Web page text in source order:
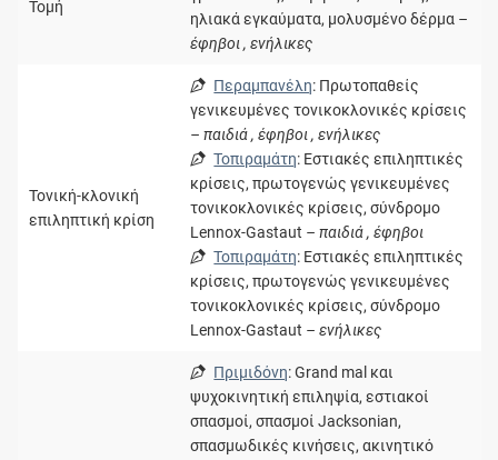
Τομή
ηλιακά εγκαύματα, μολυσμένο δέρμα –
έφηβοι , ενήλικες
Τονική-κλονική
επιληπτική κρίση
Περαμπανέλη: Πρωτοπαθείς
γενικευμένες τονικοκλονικές κρίσεις
– παιδιά , έφηβοι , ενήλικες
Τοπιραμάτη: Εστιακές επιληπτικές
κρίσεις, πρωτογενώς γενικευμένες
τονικοκλονικές κρίσεις, σύνδρομο
Lennox-Gastaut – παιδιά , έφηβοι
Τοπιραμάτη: Εστιακές επιληπτικές
κρίσεις, πρωτογενώς γενικευμένες
τονικοκλονικές κρίσεις, σύνδρομο
Lennox-Gastaut – ενήλικες
Πριμιδόνη: Grand mal και
ψυχοκινητική επιληψία, εστιακοί
σπασμοί, σπασμοί Jacksonian,
σπασμωδικές κινήσεις, ακινητικό